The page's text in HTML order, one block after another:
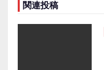
関連投稿